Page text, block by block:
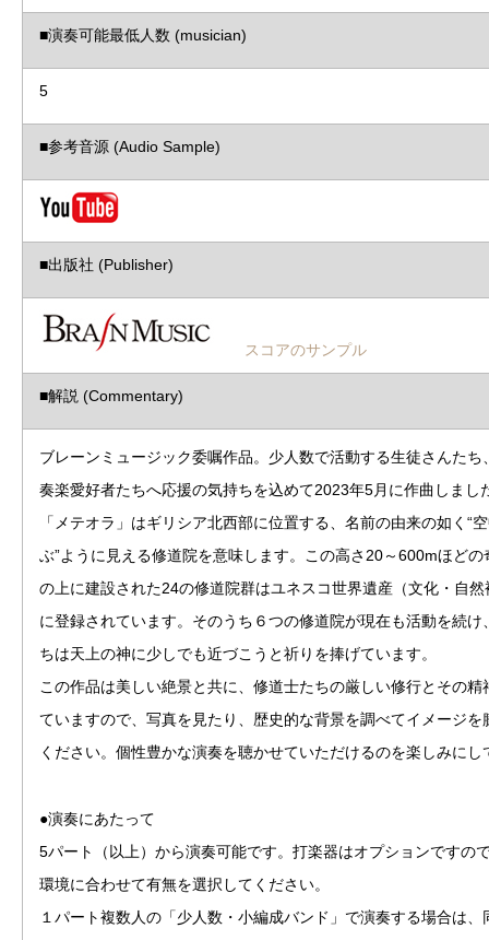
■演奏可能最低人数 (musician)
5
■参考音源 (Audio Sample)
■出版社 (Publisher)
スコアのサンプル
■解説 (Commentary)
ブレーンミュージック委嘱作品。少人数で活動する生徒さんたち
奏楽愛好者たちへ応援の気持ちを込めて2023年5月に作曲しまし
「メテオラ」はギリシア北西部に位置する、名前の由来の如く“
ぶ”ように見える修道院を意味します。この高さ20～600mほどの
の上に建設された24の修道院群はユネスコ世界遺産（文化・自然
に登録されています。そのうち６つの修道院が現在も活動を続け
ちは天上の神に少しでも近づこうと祈りを捧げています。
この作品は美しい絶景と共に、修道士たちの厳しい修行とその精
ていますので、写真を見たり、歴史的な背景を調べてイメージを
ください。個性豊かな演奏を聴かせていただけるのを楽しみにし
●演奏にあたって
5パート（以上）から演奏可能です。打楽器はオプションですの
環境に合わせて有無を選択してください。
１パート複数人の「少人数・小編成バンド」で演奏する場合は、